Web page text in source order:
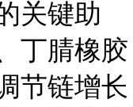
关键助
丁腈橡胶
节链增长